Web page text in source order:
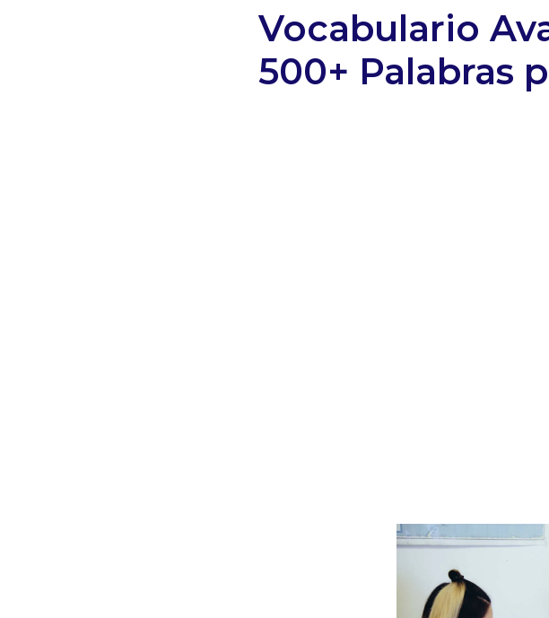
Vocabulario
500+ Palabras